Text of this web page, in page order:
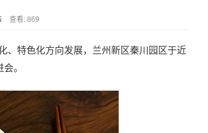
查看: 869
、特色化方向发展，兰州新区秦川园区于近
。